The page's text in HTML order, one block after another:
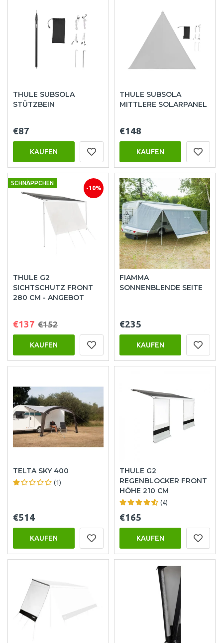
THULE SUBSOLA
STÜTZBEIN
€87
KAUFEN
THULE SUBSOLA
MITTLERE SOLARPANEL
€148
KAUFEN
SCHNÄPPCHEN
-10%
THULE G2
SICHTSCHUTZ FRONT
280 CM - ANGEBOT
€137 €152
KAUFEN
FIAMMA
SONNENBLENDE SEITE
€235
KAUFEN
TELTA SKY 400
(1)
€514
KAUFEN
THULE G2
REGENBLOCKER FRONT
HÖHE 210 CM
(4)
€165
KAUFEN